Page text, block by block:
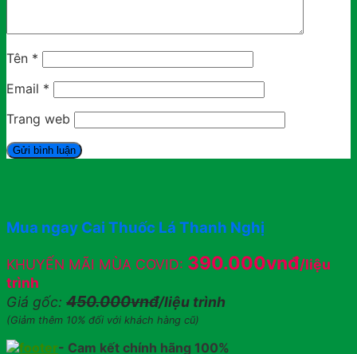
Tên *
Email *
Trang web
Mua ngay Cai Thuốc Lá Thanh Nghị
KHUYẾN MÃI MÙA COVID: 390.000vnđ/liệu
trình
Giá gốc: 450.000vnđ/liệu trình
(Giảm thêm 10% đối với khách hàng cũ)
- Cam kết chính hãng 100%